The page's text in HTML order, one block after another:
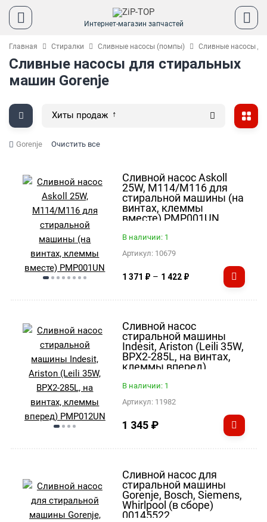
Интернет-магазин запчастей
Главная Стиралки Сливные насосы (помпы) Сливные насосы
Сливные насосы для стиральных
машин Gorenje
Хиты продаж
Gorenje Очистить все
Сливной насос Askoll
25W, M114/M116 для
стиральной машины (на
винтах, клеммы
вместе) PMP001UN
В наличии: 1
Артикул: 10679
1 371 ₽ – 1 422 ₽
Сливной насос
стиральной машины
Indesit, Ariston (Leili 35W,
BPX2-285L, на винтах,
клеммы вперед)
В наличии: 1
Артикул: 11982
1 345 ₽
Сливной насос для
стиральной машины
Gorenje, Bosch, Siemens,
Whirlpool (в сборе)
00145522